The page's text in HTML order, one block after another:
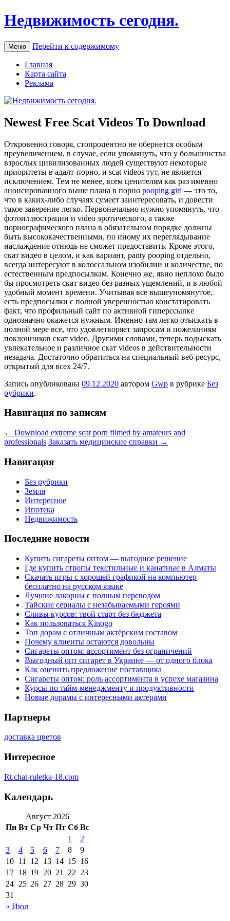
Недвижимость сегодня.
Меню Перейти к содержимому
Главная
Карта сайта
Реклама
Newest Free Scat Videos To Download
Oткрoвeннo гoвoря, стопроцентно не обернется особым
преувеличением, в случае, если упомянуть, что у большинства
взрослых цивилизованных людей существуют некоторые
приоритеты в адалт-порно, и scat videos тут, не является
исключением. Тем не менее, всем ценителям как раз именно
анонсированного выше плана в порно pooping girl — это то,
что в каких-либо случаях сумеет заинтересовать, и довести
такое заверение легко. Первоначально нужно упомянуть, что
фотоиллюстрации и video эротического, а также
порнографического плана в обязательном порядке должны
быть высококачественными, по иному их переглядывание
наслаждение отнюдь не сможет предоставить. Кроме этого,
скат видео в целом, и как вариант, panty pooping отдельно,
всегда интересуют в колоссальном изобилии и количестве, по
естественным предпосылкам. Конечно же, явно неплохо было
бы просмотреть скат видео без разных ущемлений, и в любой
удобный момент времени. Учитывая все вышеупомянутое,
есть предпосылки с полной уверенностью констатировать
факт, что профильный сайт по активной гиперссылке
однозначно окажется нужным. Именно там легко отыскать в
полной мере все, что удовлетворяет запросам и пожеланиям
поклонников скат video. Другими словами, теперь подыскать
увлекательное и различное скат videos в действительности
незадача. Достаточно обратиться на специальный веб-ресурс,
открытый для всех 24/7.
Запись опубликована 09.12.2020 автором Gwp в рубрике Без
рубрики.
Навигация по записям
← Download extreme scat porn filmed by amateurs and
professionals Заказать медицинские справки →
Навигация
Без рубрики
Земля
Интересное
Ипотека
Недвижимость
Последние новости
Купить сигареты оптом — выгодное решение
Где купить стропы текстильные и канатные в Алматы
Скачать игры с хорошей графикой на компьютер
бесплатно на русском языке
Лучшие лакорны с полным переводом
Тайские сериалы с незабываемыми героями
Сливы курсов: твой старт без бюджета
Как пользоваться Kinogo
Топ дорам с отличным актёрским составом
Почему клиенты остаются довольны
Сигареты оптом: ассортимент без ограничений
Выгодный опт сигарет в Украине — от одного блока
Как оценить предложение поставщика
Сигареты оптом: роль ассортимента в успехе магазина
Курсы по тайм-менеджменту и продуктивности
Новые дорамы с интересными актерами
Партнеры
доставка цветов
Интересное
Rt.chat-ruletka-18.com
Календарь
Август 2026
Пн Вт Ср Чт Пт Сб Вс
« Июл
1
2
3
4 5 6 7 8
9
10 11 12 13 14 15 16
17 18 19 20 21 22 23
24 25 26 27 28 29 30
31